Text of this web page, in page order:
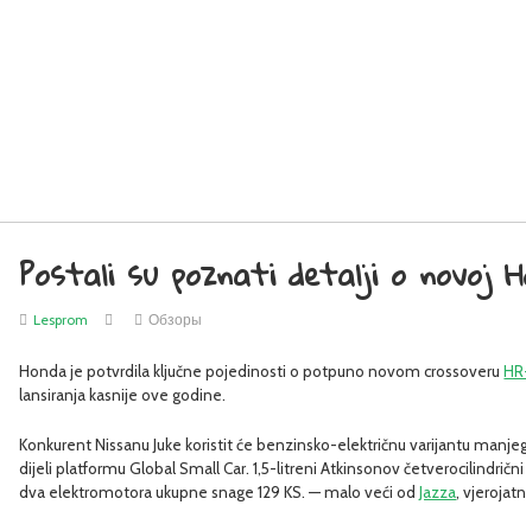
Postali su poznati detalji o novoj
Lesprom Обзоры
Honda je potvrdila ključne pojedinosti o potpuno novom crossoveru
lansiranja kasnije ove godine.
Konkurent Nissanu Juke koristit će benzinsko-električnu varijantu
dijeli platformu Global Small Car. 1,5-litreni Atkinsonov
dva elektromotora ukupne snage 129 KS. — malo veći odJazza,